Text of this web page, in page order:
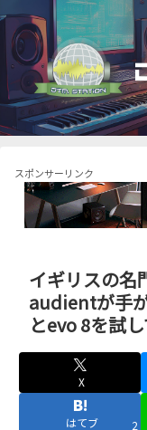
スポンサーリンク
イギリスの名
audientが手
とevo 8を試
X
はてブ 2